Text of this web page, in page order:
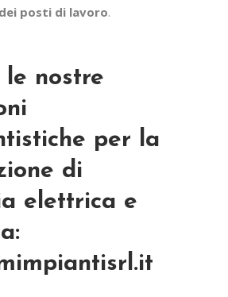
posti di lavoro.
le nostre
per la
di
elettrica e